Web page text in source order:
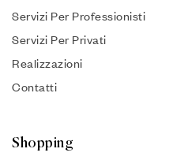
Servizi Per Professionisti
Servizi Per Privati
Realizzazioni
Contatti
Shopping